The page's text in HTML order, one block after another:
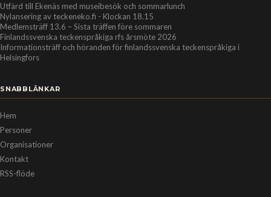
Utfärd till Ekenäs med museibesök och sommarlunch
Nylansering av teckeneko.fi - Klockan 18.15
Medlemsträff 13.6 – Sista träffen före sommaren
Finlandssvenska teckenspråkiga rfs årsmöte 2026
Informationsträff och höranden för finlandssvenska teckenspråkiga i
Helsingfors
SNABBLÄNKAR
Hem
Personer
Organisationer
Kontakt
RSS-flöde